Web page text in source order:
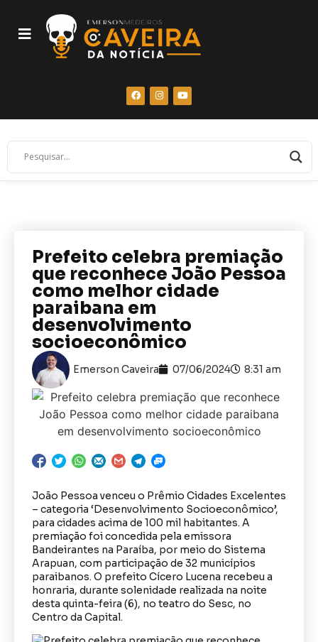
Prefeito celebra premiação
que reconhece João Pessoa
como melhor cidade
paraibana em
desenvolvimento
socioeconômico
Emerson Caveira 07/06/2024 8:31 am
João Pessoa venceu o Prêmio Cidades Excelentes
– categoria ‘Desenvolvimento Socioeconômico’,
para cidades acima de 100 mil habitantes. A
premiação foi concedida pela emissora
Bandeirantes na Paraíba, por meio do Sistema
Arapuan, com participação de 32 municípios
paraibanos. O prefeito Cícero Lucena recebeu a
honraria, durante solenidade realizada na noite
desta quinta-feira (6), no teatro do Sesc, no
Centro da Capital.